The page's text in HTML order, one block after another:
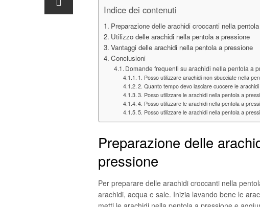
Indice dei contenuti
Preparazione delle arachidi croccanti nella
Utilizzo delle arachidi nella pentola a pressione
Vantaggi delle arachidi nella pentola a pressione
Conclusioni
Domande frequenti su arachidi nella pentola a
1. Posso utilizzare arachidi non sbucciate nella
2. Quanto tempo devo lasciare cuocere le
3. Posso utilizzare le arachidi nella pentola a
4. Posso utilizzare le arachidi nella pentola a
5. Posso utilizzare le arachidi nella pentola a
Preparazione delle
pressione
Per preparare delle arachidi croccanti nella
arachidi, acqua e sale. Inizia lavando bene le